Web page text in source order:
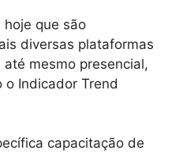
hoje que são
diversas plataformas
mesmo presencial,
o Indicador Trend
capacitação de